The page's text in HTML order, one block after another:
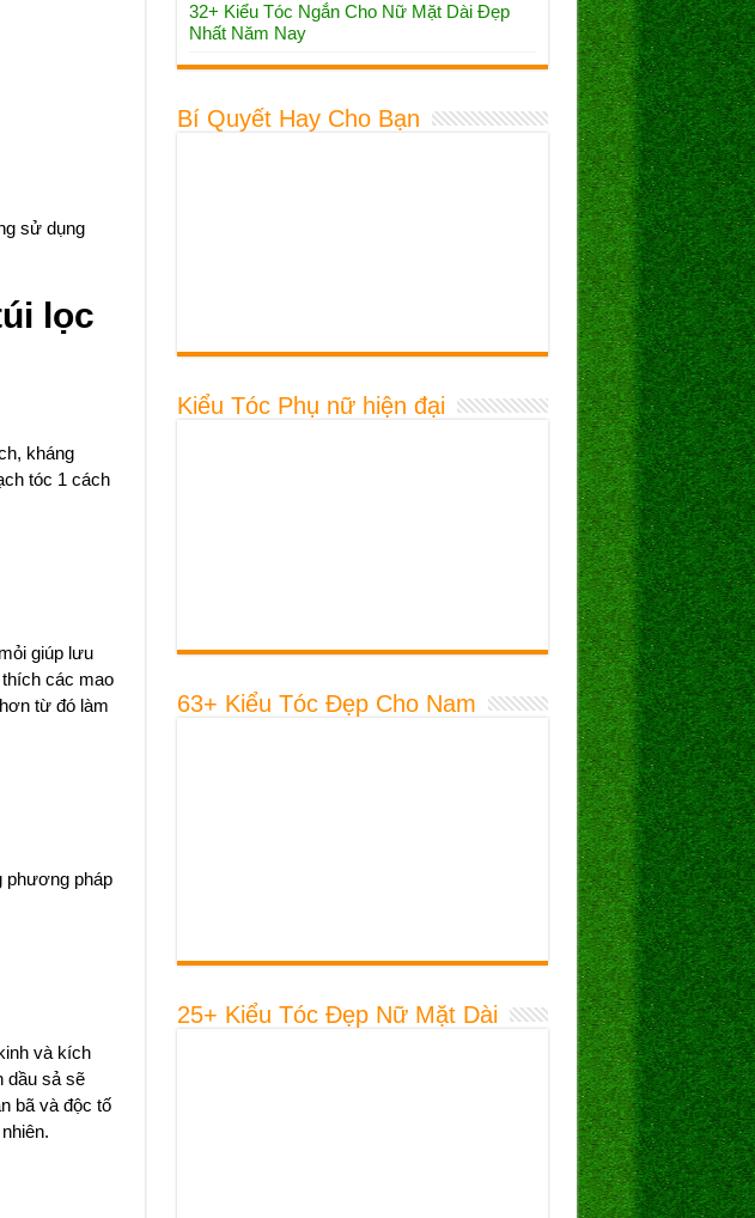
sử dụng
lọc
kháng
tóc 1 cách
giúp lưu
các mao
từ đó làm
phương pháp
và kích
dầu sả sẽ
bã và độc tố
32+ Kiểu Tóc Ngắn Cho Nữ Mặt Dài Đẹp
Nhất Năm Nay
Bí Quyết Hay Cho Bạn
Kiểu Tóc Phụ nữ hiện đại
63+ Kiểu Tóc Đẹp Cho Nam
25+ Kiểu Tóc Đẹp Nữ Mặt Dài